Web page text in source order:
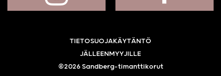
TIETOSUOJAKÄYTÄNTÖ
JÄLLEENMYYJILLE
©2026 Sandberg-timanttikorut